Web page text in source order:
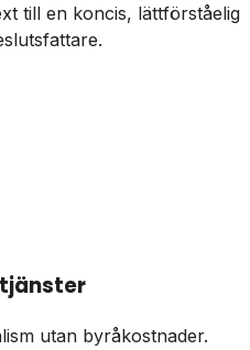
till en koncis, lättförståelig
utan byråkostnader.